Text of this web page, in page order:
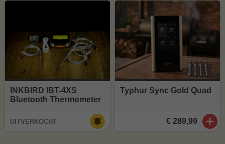
INKBIRD IBT-4XS
Bluetooth Thermometer
UITVERKOCHT
Typhur Sync Gold Quad
€ 289,99